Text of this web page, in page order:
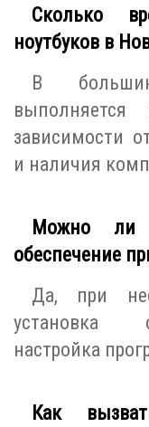
Сколько
ноутбуков в
В
зависимости
и наличия
Можно ли
обеспечение
Да, при
установка
настройка
Как